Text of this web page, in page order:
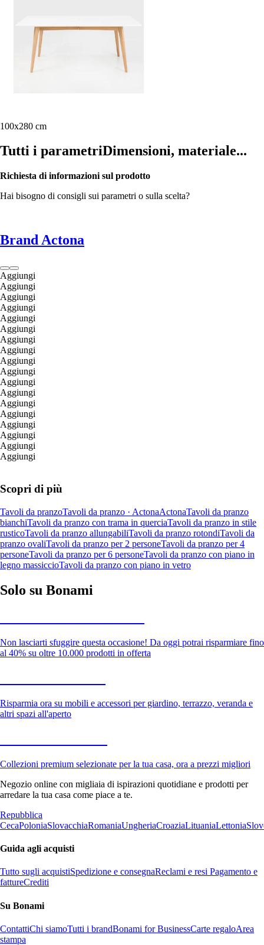
100x280 cm
Tutti i parametriDimensioni, materiale...
Richiesta di informazioni sul prodotto
Hai bisogno di consigli sui parametri o sulla scelta?
Brand Actona
Aggiungi
Aggiungi
Aggiungi
Aggiungi
Aggiungi
Aggiungi
Aggiungi
Aggiungi
Aggiungi
Aggiungi
Aggiungi
Aggiungi
Aggiungi
Aggiungi
Aggiungi
Aggiungi
Aggiungi
Aggiungi
Scopri di più
Tavoli da pranzoTavoli da pranzo · ActonaActonaTavoli da pranzo
bianchiTavoli da pranzo con trama in querciaTavoli da pranzo in stile
rusticoTavoli da pranzo allungabiliTavoli da pranzo rotondiTavoli da
pranzo ovaliTavoli da pranzo per 2 personeTavoli da pranzo per 4
personeTavoli da pranzo per 6 personeTavoli da pranzo con piano in
legno massiccioTavoli da pranzo con piano in vetro
Solo su Bonami
Non lasciarti sfuggire questa occasione! Da oggi potrai risparmiare fino
al 40% su oltre 10.000 prodotti in offerta
Risparmia ora su mobili e accessori per giardino, terrazzo, veranda e
altri spazi all'aperto
Collezioni premium selezionate per la tua casa, ora a prezzi migliori
Negozio online con migliaia di ispirazioni quotidiane e prodotti per
arredare la tua casa come piace a te.
Repubblica
CecaPoloniaSlovacchiaRomaniaUngheriaCroaziaLituaniaLettonia
Guida agli acquisti
Tutto sugli acquistiSpedizione e consegnaReclami e resi Pagamento e
fattureCrediti
Su Bonami
ContattiChi siamoTutti i brandBonami for BusinessCarte regaloArea
stampa